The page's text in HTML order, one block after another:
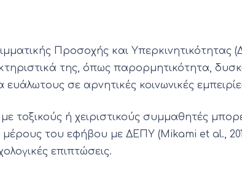
Προσοχής και Υπερκινητικότητας
της, όπως παρορμητικότητα,
ευάλωτους σε αρνητικές κοινωνικές
τοξικούς ή χειριστικούς συμμαθητές
του εφήβου με ΔΕΠΥ (Mikami et al.,
επιπτώσεις.